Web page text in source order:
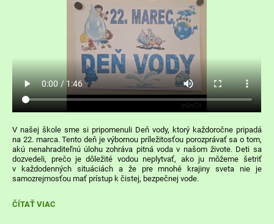
V našej škole sme si pripomenuli Deň vody, ktorý každoročne pripadá
na 22. marca. Tento deň je výbornou príležitosťou porozprávať sa o tom,
akú nenahraditeľnú úlohu zohráva pitná voda v našom živote. Deti sa
dozvedeli, prečo je dôležité vodou neplytvať, ako ju môžeme šetriť
v každodenných situáciách a že pre mnohé krajiny sveta nie je
samozrejmosťou mať prístup k čistej, bezpečnej vode.
DEŇ
ČÍTAŤ VIAC